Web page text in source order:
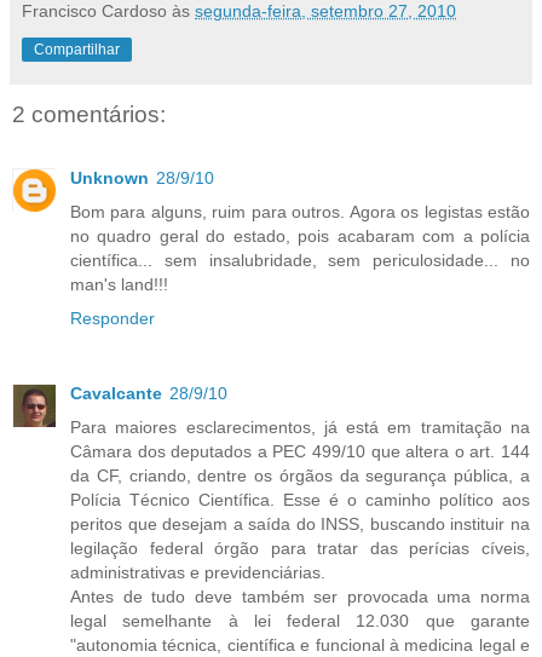
Francisco Cardoso às segunda-feira, setembro 27, 2010
Compartilhar
2 comentários:
Unknown 28/9/10
Bom para alguns, ruim para outros. Agora os legistas estão
no quadro geral do estado, pois acabaram com a polícia
científica... sem insalubridade, sem periculosidade... no
man's land!!!
Responder
Cavalcante 28/9/10
Para maiores esclarecimentos, já está em tramitação na
Câmara dos deputados a PEC 499/10 que altera o art. 144
da CF, criando, dentre os órgãos da segurança pública, a
Polícia Técnico Científica. Esse é o caminho político aos
peritos que desejam a saída do INSS, buscando instituir na
legilação federal órgão para tratar das perícias cíveis,
administrativas e previdenciárias.
Antes de tudo deve também ser provocada uma norma
legal semelhante à lei federal 12.030 que garante
"autonomia técnica, científica e funcional à medicina legal e